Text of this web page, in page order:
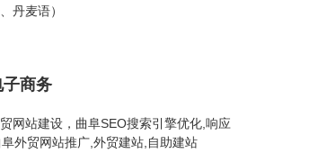
丹麦语）
商务
网站建设，曲阜SEO搜索引擎优化,响应
外贸网站推广,外贸建站,自助建站